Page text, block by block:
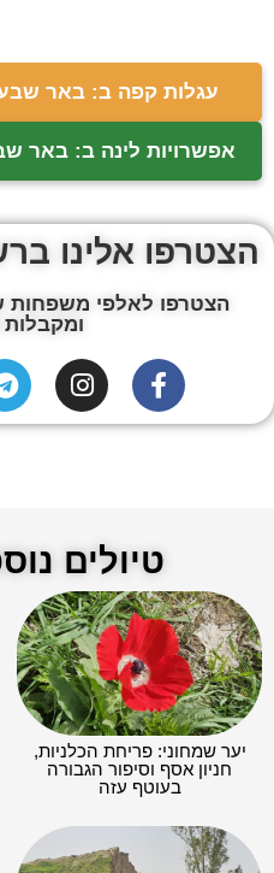
עגלות קפה ב: באר שבע
אפשרויות לינה ב: באר
הצטרפו אלינו
הצטרפו לאלפי משפחות
טיולים
יער שמחוני: פריחת הכלניות,
חניון אסף וסיפור הגבורה
בעוטף עזה